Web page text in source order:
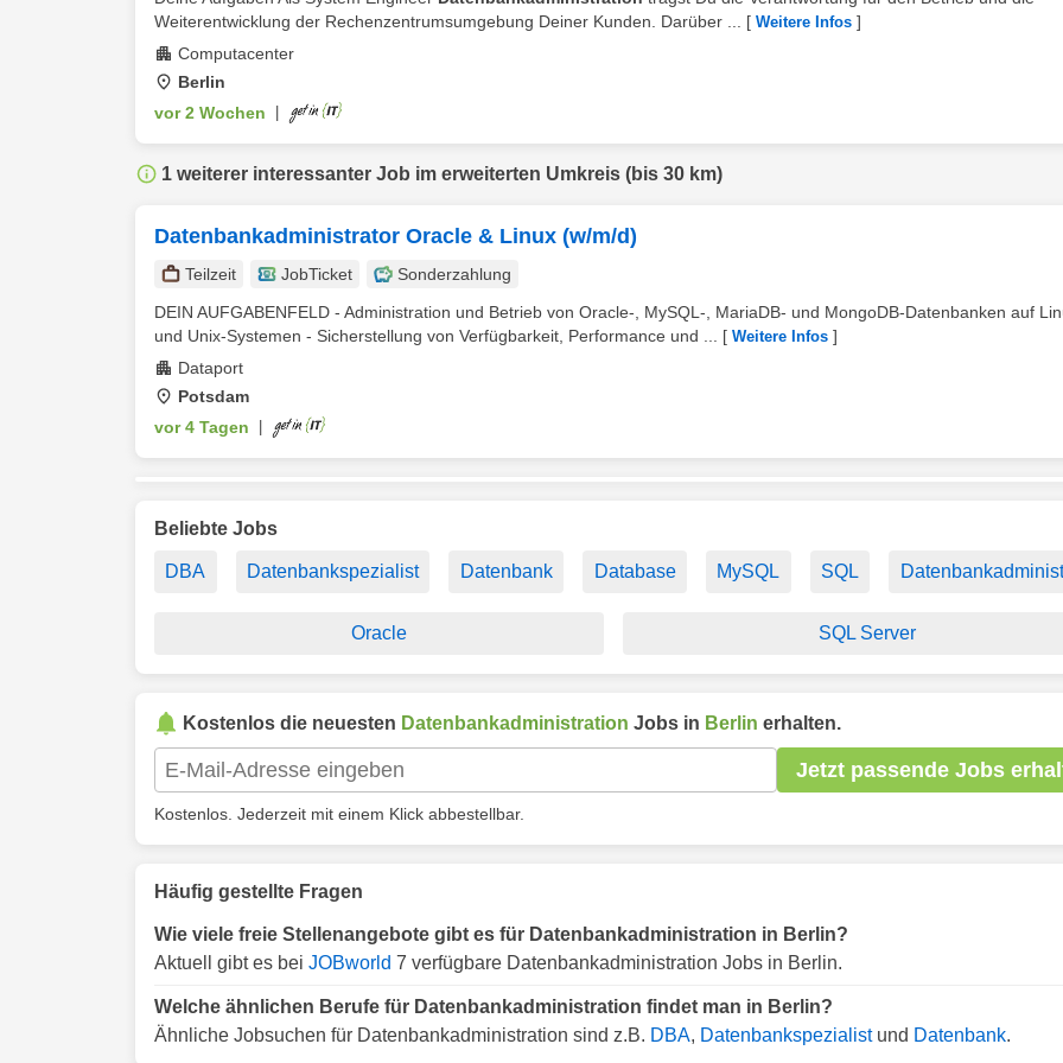
Weiterentwicklung der Rechenzentrumsumgebung Deiner Kunden. Darüber ...
[ Weitere Infos ]
Computacenter
Berlin
vor 2 Wochen
1 weiterer interessanter Job im erweiterten Umkreis (bis 30 km)
Datenbankadministrator Oracle & Linux (w/m/d)
Teilzeit JobTicket
Sonderzahlung
DEIN AUFGABENFELD - Administration und Betrieb von Oracle-, MySQL-, MariaDB- und MongoDB-Datenbanken auf
und Unix-Systemen - Sicherstellung von Verfügbarkeit, Performance und ...
[ Weitere Infos ]
Dataport
Potsdam
vor 4 Tagen
Beliebte Jobs
DBA Datenbankspezialist Datenbank Database MySQL SQL
Oracle SQL Server
Kostenlos die neuesten Datenbankadministration Jobs in Berlin erhalten.
Jetzt passende Jobs
Kostenlos. Jederzeit mit einem Klick abbestellbar.
Häufig gestellte Fragen
Wie viele freie Stellenangebote gibt es für Datenbankadministration in Berlin?
Aktuell gibt es bei JOBworld 7 verfügbare Datenbankadministration Jobs in Berlin.
Welche ähnlichen Berufe für Datenbankadministration findet man in Berlin?
Ähnliche Jobsuchen für Datenbankadministration sind z.B. DBA, Datenbankspezialistund Datenbank.